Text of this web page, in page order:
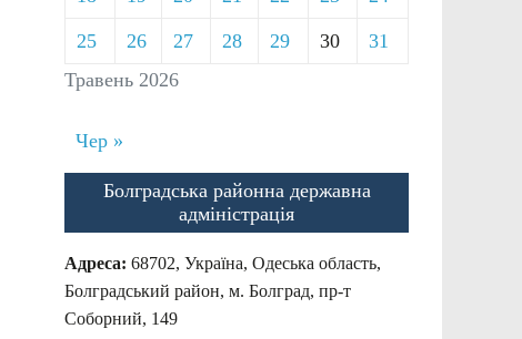
Травень 2026
25 26 27 28 29 30 31
Чер »
Болградська районна державна
адміністрація
Адреса: 68702, Україна, Одеська область,
Болградський район, м. Болград, пр-т
Соборний, 149